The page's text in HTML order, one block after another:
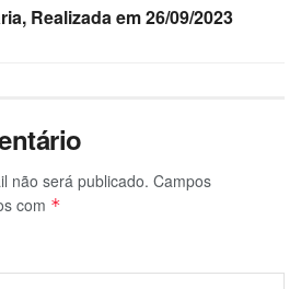
Realizada em 26/09/2023
não será publicado. Campos
com *